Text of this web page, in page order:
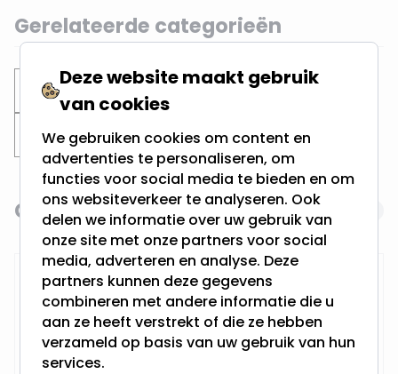
Gerelateerde categorieën
Inbouwspots Verdiepte spots
Zwarte inbouwspots
Navigating through the elements of the carousel is
Press to skip carousel
Gerelateerde producten
RTM Lighting LED Dimmer
Deze website maakt gebruik
van cookies
We gebruiken cookies om content en
advertenties te personaliseren, om
functies voor social media te bieden en om
ons websiteverkeer te analyseren. Ook
delen we informatie over uw gebruik van
onze site met onze partners voor social
media, adverteren en analyse. Deze
partners kunnen deze gegevens
combineren met andere informatie die u
aan ze heeft verstrekt of die ze hebben
verzameld op basis van uw gebruik van hun
services.